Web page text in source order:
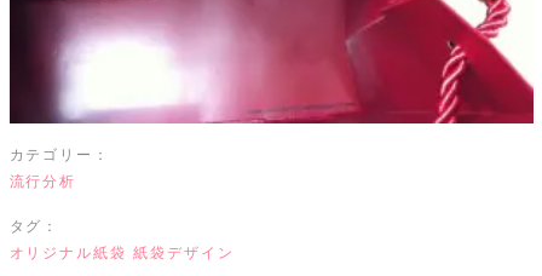
カテゴリー：
流行分析
タグ：
オリジナル紙袋 紙袋デザイン